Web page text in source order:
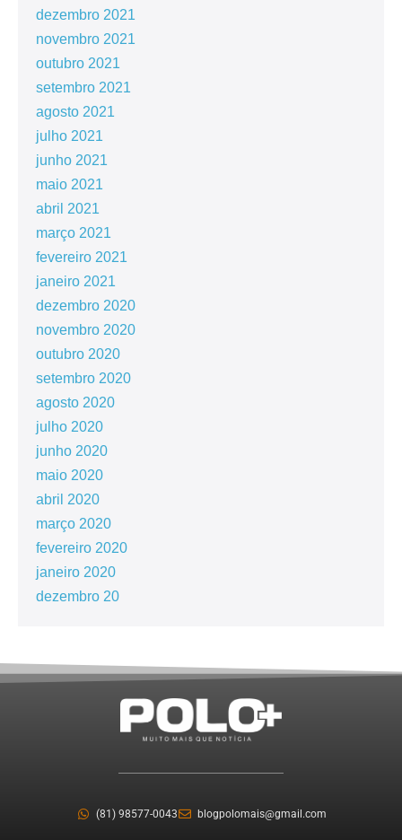
dezembro 2021
novembro 2021
outubro 2021
setembro 2021
agosto 2021
julho 2021
junho 2021
maio 2021
abril 2021
março 2021
fevereiro 2021
janeiro 2021
dezembro 2020
novembro 2020
outubro 2020
setembro 2020
agosto 2020
julho 2020
junho 2020
maio 2020
abril 2020
março 2020
fevereiro 2020
janeiro 2020
dezembro 20
(81) 98577-0043 blogpolomais@gmail.com